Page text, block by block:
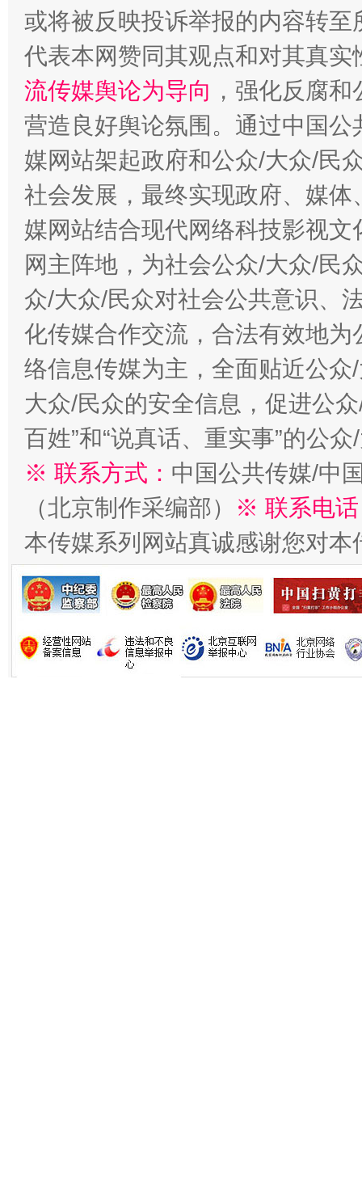
解纷+调解+退费，一次搞定
站台名比不上好声名
漫山遍野的桃花与雪山、麦地、白藏房
或将被反映投诉举报的内容转
代表本网赞同其观点和对其真实
流传媒舆论为导向 ，强化反腐
营造良好舆论氛围。通过中国
媒网站架起政府和公众/大众/民
社会发展，最终实现政府、媒
媒网站结合现代网络科技影视
网主阵地，为社会公众/大众/民
众/大众/民众对社会公共意识、
化传媒合作交流，合法有效地
络信息传媒为主，全面贴近公
大众/民众的安全信息，促进公
百姓”和“说真话、重实事”的公
※ 联系方式： 中国公共传媒/中
（北京制作采编部）
※ 联系电
本传媒系列网站真诚感谢您对